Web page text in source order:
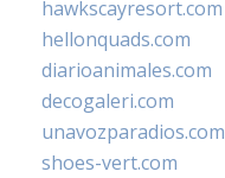
hawkscayresort.com
hellonquads.com
diarioanimales.com
decogaleri.com
unavozparadios.com
shoes-vert.com